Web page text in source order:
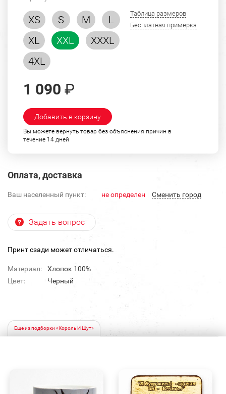
XS S M
L
XL
XXL
XXXL
4XL
Таблица размеров
Бесплатная примерка
1 090 ₽
Добавить в корзину
Вы можете вернуть товар без объяснения причин в
течение 14 дней
Оплата, доставка
Ваш населенный пункт: не определен Cменить город
Задать вопрос
Принт сзади может отличаться.
Материал:
Хлопок 100%
Цвет:
Черный
Еще из подборки «Король И Шут»